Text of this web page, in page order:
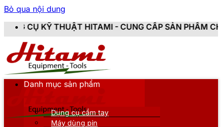
Bỏ qua nội dung
HITAMI - CUNG CẤP SẢN PHẨM CHÍNH HÃNG, MỚI
Danh mục sản phẩm
Dụng cụ cầm tay
Máy dùng pin